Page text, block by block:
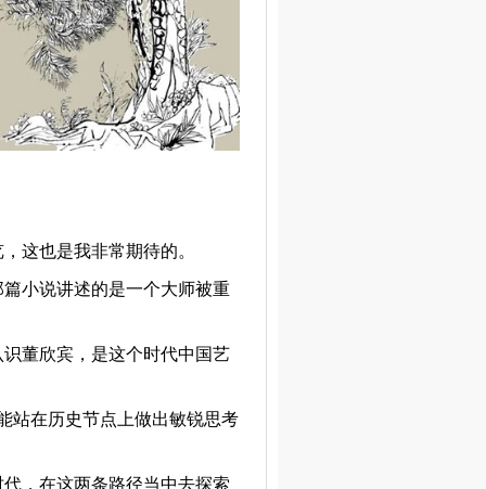
这也是我非常期待的。
小说讲述的是一个大师被重
董欣宾，是这个时代中国艺
站在历史节点上做出敏锐思考
，在这两条路径当中去探索